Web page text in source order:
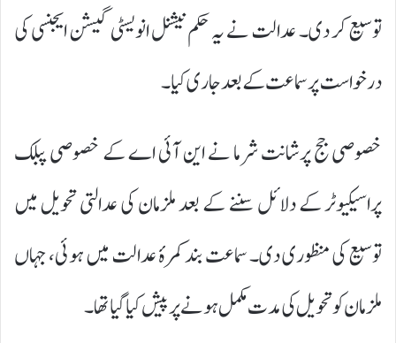
توسیع کر دی۔ عدالت نے یہ حکم نیشنل انویسٹی گیشن ایجنسی کی
درخواست پر سماعت کے بعد جاری کیا۔
خصوصی جج پرشانت شرما نے این آئی اے کے خصوصی پبلک
پراسیکیوٹر کے دلائل سننے کے بعد ملزمان کی عدالتی تحویل میں
توسیع کی منظوری دی۔ سماعت بند کمرۂ عدالت میں ہوئی، جہاں
ملزمان کو تحویل کی مدت مکمل ہونے پر پیش کیا گیا تھا۔